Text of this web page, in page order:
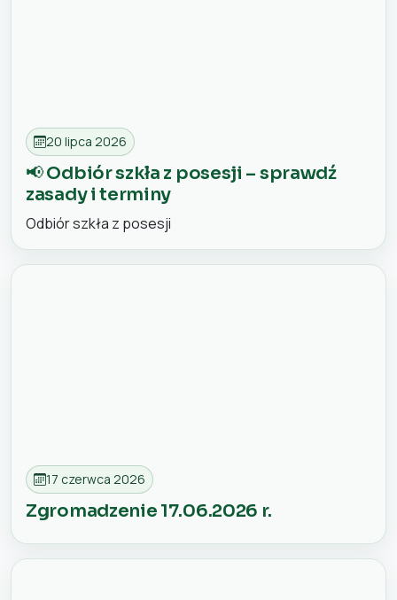
20 lipca 2026
📢 Odbiór szkła z posesji – sprawdź
zasady i terminy
Odbiór szkła z posesji
17 czerwca 2026
Zgromadzenie 17.06.2026 r.